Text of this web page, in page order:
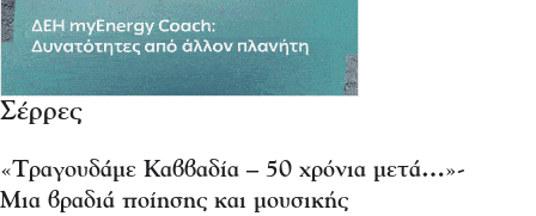
Σέρρες
«Τραγουδάμε Καββαδία – 50 χρόνια μετά…»-
Μια βραδιά ποίησης και μουσικής